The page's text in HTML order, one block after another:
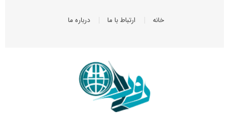
خانه ارتباط با ما درباره ما